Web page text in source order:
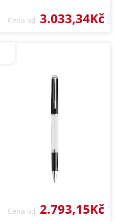
Cena od 3.033,34Kč
Cena od 2.793,15Kč